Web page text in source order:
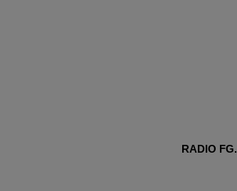
RADIO FG.